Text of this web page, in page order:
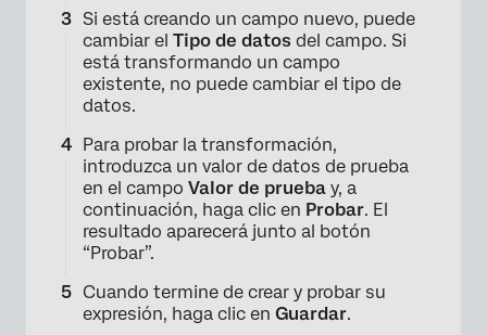
Si está creando un campo nuevo, puede
cambiar el Tipo de datos del campo. Si
está transformando un campo
existente, no puede cambiar el tipo de
datos.
Para probar la transformación,
introduzca un valor de datos de prueba
en el campo Valor de prueba y, a
continuación, haga clic en Probar. El
resultado aparecerá junto al botón
“Probar”.
Cuando termine de crear y probar su
expresión, haga clic en Guardar.